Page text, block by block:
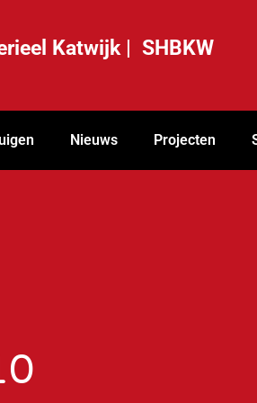
Katwijk | SHBKW
Nieuws Projecten